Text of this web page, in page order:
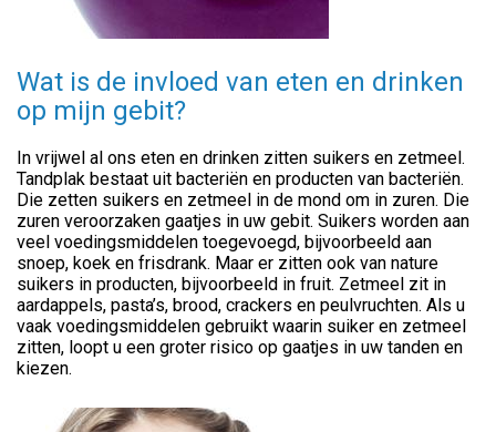
Wat is de invloed van eten en drinken
op mijn gebit?
In vrijwel al ons eten en drinken zitten suikers en zetmeel.
Tandplak bestaat uit bacteriën en producten van bacteriën.
Die zetten suikers en zetmeel in de mond om in zuren. Die
zuren veroorzaken gaatjes in uw gebit. Suikers worden aan
veel voedingsmiddelen toegevoegd, bijvoorbeeld aan
snoep, koek en frisdrank. Maar er zitten ook van nature
suikers in producten, bijvoorbeeld in fruit. Zetmeel zit in
aardappels, pasta’s, brood, crackers en peulvruchten. Als u
vaak voedingsmiddelen gebruikt waarin suiker en zetmeel
zitten, loopt u een groter risico op gaatjes in uw tanden en
kiezen.